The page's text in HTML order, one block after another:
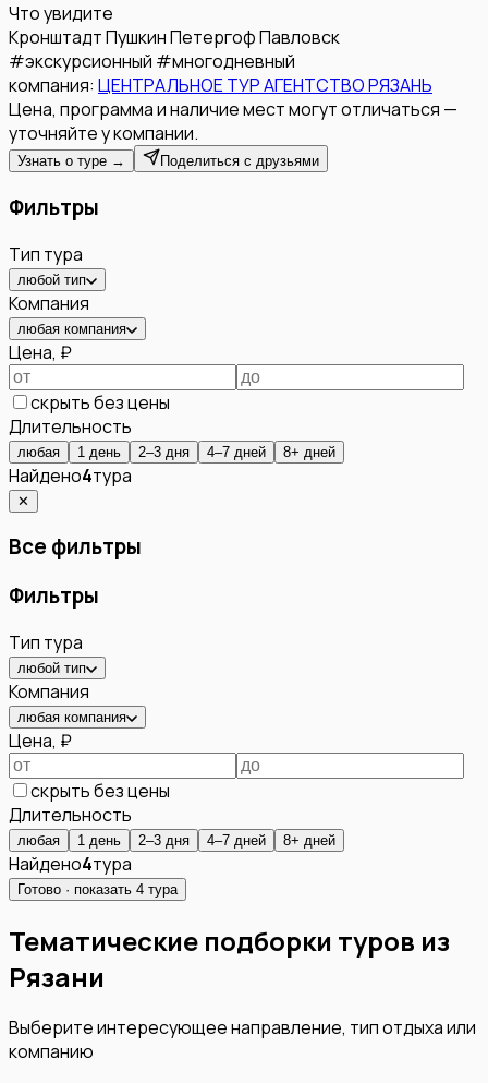
Что увидите
КронштадтПушкинПетергофПавловск
#экскурсионный #многодневный
компания: ЦЕНТРАЛЬНОЕ ТУР АГЕНТСТВО РЯЗАНЬ
Цена, программа и наличие мест могут отличаться —
уточняйте у компании.
Узнать о туре → Поделиться с друзьями
Фильтры
Тип тура
любой тип
Компания
любая компания
Цена, ₽
скрыть без цены
Длительность
любая 1 день 2–3 дня 4–7 дней 8+ дней
Найдено4тура
✕
Все фильтры
Фильтры
Тип тура
любой тип
Компания
любая компания
Цена, ₽
скрыть без цены
Длительность
любая 1 день 2–3 дня 4–7 дней 8+ дней
Найдено4тура
Готово · показать 4 тура
Тематические подборки туров из
Рязани
Выберите интересующее направление, тип отдыха или
компанию